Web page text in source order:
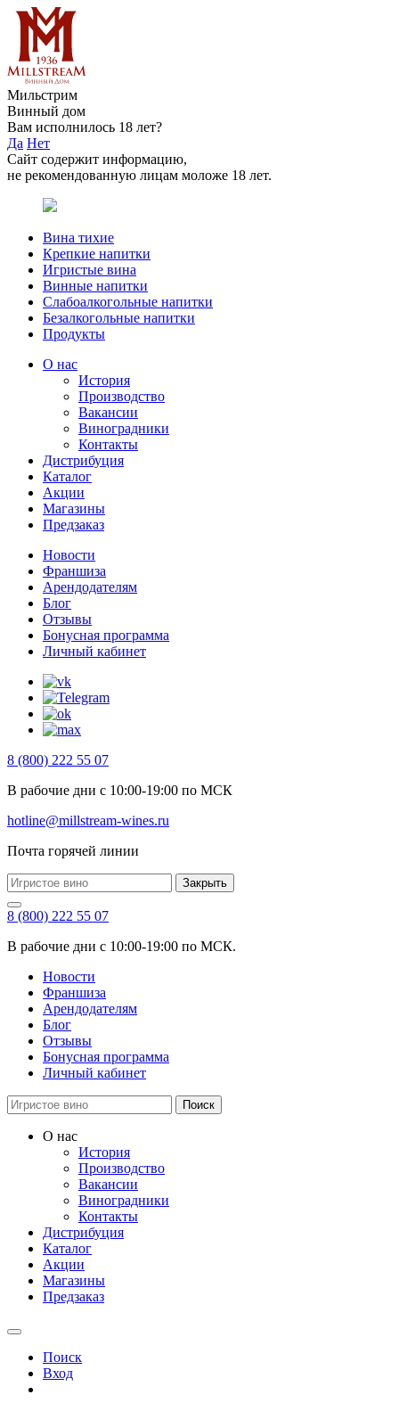
Мильстрим
Винный дом
Вам исполнилось 18 лет?
Да Нет
Сайт содержит информацию,
не рекомендованную лицам моложе 18 лет.
Вина тихие
Крепкие напитки
Игристые вина
Винные напитки
Слабоалкогольные напитки
Безалкогольные напитки
Продукты
О нас
История
Производство
Вакансии
Виноградники
Контакты
Дистрибуция
Каталог
Акции
Магазины
Предзаказ
Новости
Франшиза
Арендодателям
Блог
Отзывы
Бонусная программа
Личный кабинет
8 (800) 222 55 07
В рабочие дни с 10:00-19:00 по МСК
hotline@millstream-wines.ru
Почта горячей линии
Закрыть
8 (800) 222 55 07
В рабочие дни с 10:00-19:00 по МСК.
Новости
Франшиза
Арендодателям
Блог
Отзывы
Бонусная программа
Личный кабинет
Поиск
О нас
История
Производство
Вакансии
Виноградники
Контакты
Дистрибуция
Каталог
Акции
Магазины
Предзаказ
Поиск
Вход